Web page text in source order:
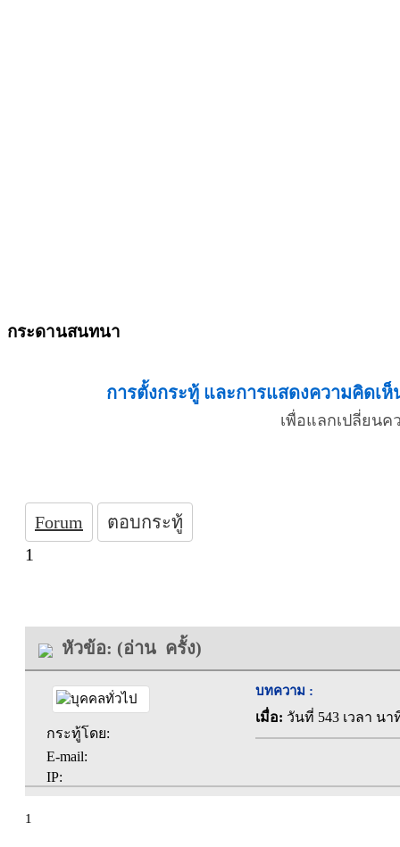
กระดานสนทนา
การตั้งกระทู้ และการแสดงความคิด
เพื่อแลกเปลี่ยน
Forum
ตอบกระทู้
1
หัวข้อ: (อ่าน ครั้ง)
กระทู้โดย:
E-mail:
IP:
บทความ :
เมื่อ: วันที่ 543 เวลา นา
1